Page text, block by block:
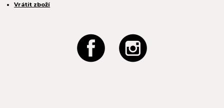
Vrátit zboží